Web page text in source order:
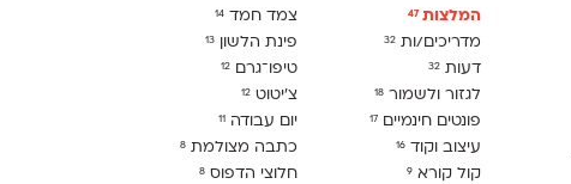
המלצות47
מדריכים/ות 32
דעות 32
לגזור ולשמור 18
פונטים חינמיים 17
עיצוב וקוד 16
קול קורא 9
צמד חמד 14
פינת הלשון 13
טיפו־גרם 12
צ׳יטוט 12
יום עבודה 11
כתבה מצולמת 8
חלוצי הדפוס 8